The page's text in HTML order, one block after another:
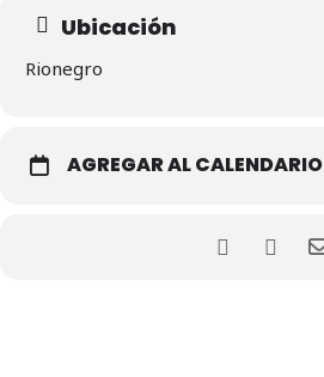
Ubicación
Rionegro
AGREGAR AL CALENDARIO